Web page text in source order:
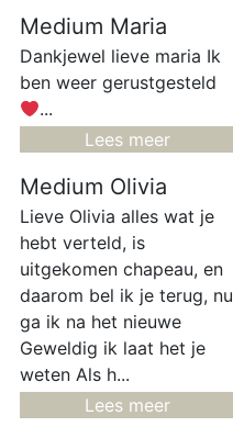
verleden - heden
en toekomst.
Heb een
luisterend oor.
we er wel uit.
Medium Maria
Dankjewel lieve maria Ik
ben weer gerustgesteld
...
Lees meer
Medium Olivia
Lieve Olivia alles wat je
hebt verteld, is
uitgekomen chapeau, en
daarom bel ik je terug, nu
ga ik na het nieuwe
Geweldig ik laat het je
weten Als h...
Lees meer